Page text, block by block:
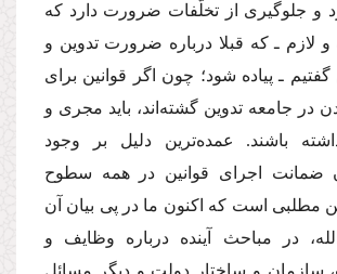
و جلوگیرى از تخلّفات ضرورت دارد كه
و لازم ـ كه قبلا درباره ضرورت تدوین و
ـ پیاده شود؛ چون اگر قوانین براى
در جامعه تدوین گشته‌اند، باید مجرى و
باشند. عمده‌ترین دلیل بر وجود
ضمانت اجراى قوانین در همه سطوح
مطلبى است كه اكنون ما در پى بیان آن
در مباحث آینده درباره وظایف و
سازمان و ساختار دولت و دیگر مسائل